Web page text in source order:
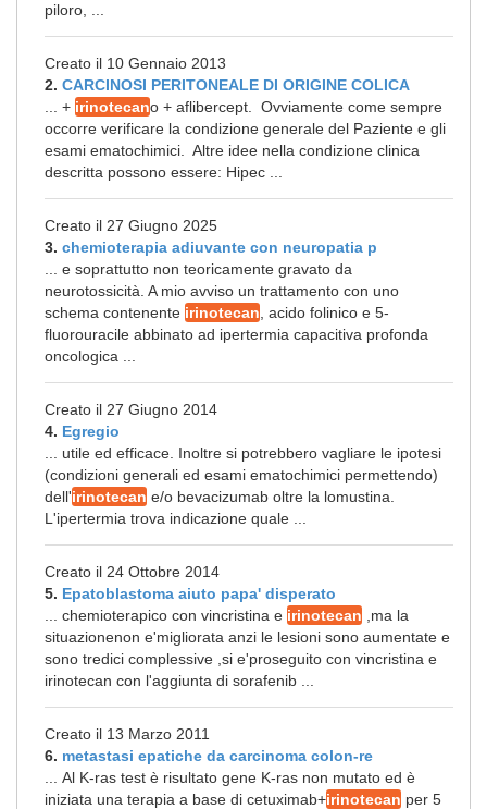
piloro, ...
Creato il 10 Gennaio 2013
2. CARCINOSI PERITONEALE DI ORIGINE COLICA
... + irinotecano + aflibercept. Ovviamente come sempre
occorre verificare la condizione generale del Paziente e gli
esami ematochimici. Altre idee nella condizione clinica
descritta possono essere: Hipec ...
Creato il 27 Giugno 2025
3. chemioterapia adiuvante con neuropatia p
... e soprattutto non teoricamente gravato da
neurotossicità. A mio avviso un trattamento con uno
schema contenente irinotecan , acido folinico e 5-
fluorouracile abbinato ad ipertermia capacitiva profonda
oncologica ...
Creato il 27 Giugno 2014
4. Egregio
... utile ed efficace. Inoltre si potrebbero vagliare le ipotesi
(condizioni generali ed esami ematochimici permettendo)
dell'irinotecan e/o bevacizumab oltre la lomustina.
L'ipertermia trova indicazione quale ...
Creato il 24 Ottobre 2014
5. Epatoblastoma aiuto papa' disperato
... chemioterapico con vincristina e irinotecan ,ma la
situazionenon e'migliorata anzi le lesioni sono aumentate e
sono tredici complessive ,si e'proseguito con vincristina e
irinotecan con l'aggiunta di sorafenib ...
Creato il 13 Marzo 2011
6. metastasi epatiche da carcinoma colon-re
... Al K-ras test è risultato gene K-ras non mutato ed è
iniziata una terapia a base di cetuximab+irinotecan per 5